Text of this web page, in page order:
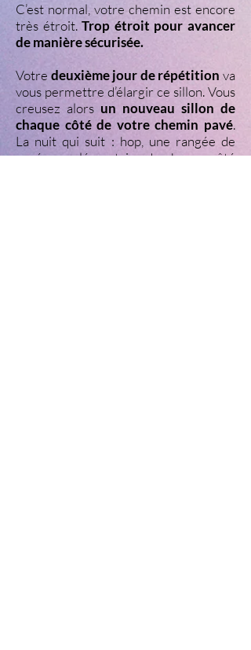
C’est normal, votre chemin est encore
très étroit.Trop étroit pour avancer
de manière sécurisée.
Votre deuxième jour de répétition va
vous permettre d’élargir ce sillon. Vous
creusez alors un nouveau sillon de
chaque côté de votre chemin pavé.
La nuit qui suit : hop, une rangée de
pavés supplémentaire de chaque côté